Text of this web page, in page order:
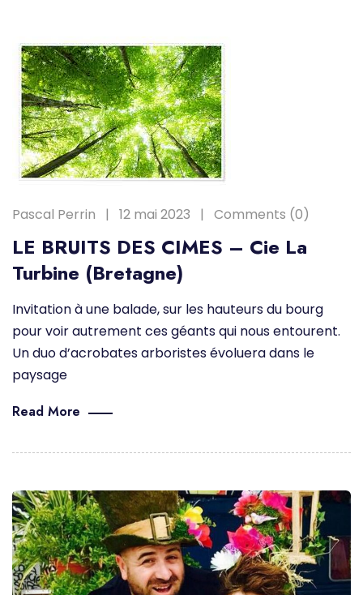
Pascal Perrin 12 mai 2023 Comments (0)
LE BRUITS DES CIMES – Cie La
Turbine (Bretagne)
Invitation à une balade, sur les hauteurs du bourg
pour voir autrement ces géants qui nous entourent.
Un duo d’acrobates arboristes évoluera dans le
paysage
Read More